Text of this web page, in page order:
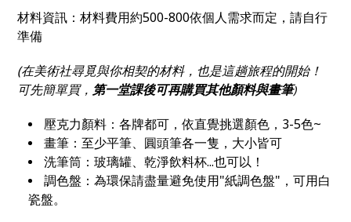
材料資訊：材料費用約500-800依個人需求而定，請自行
準備
(在美術社尋覓與你相契的材料，也是這趟旅程的開始！
可先簡單買， 第一堂課後可再購買其他顏料與畫筆)
壓克力顏料：各牌都可，依直覺挑選顏色，3-5色~
畫筆：至少平筆、圓頭筆各一隻，大小皆可
洗筆筒：玻璃罐、乾淨飲料杯...也可以！
調色盤：為環保請盡量避免使用"紙調色盤"，可用白
瓷盤。